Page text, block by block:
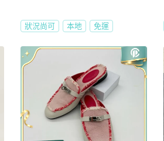
狀況尚可 本地 免運